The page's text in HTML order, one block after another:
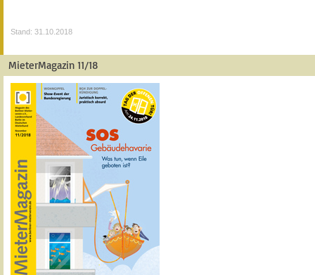
Stand: 31.10.2018
MieterMagazin 11/18